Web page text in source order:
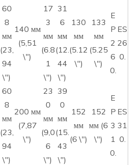
60
8
мм
(23,
94
\")
140 мм
(5,51
\")
17
3
мм
(6.8
1
\")
31
6
мм
(12.
44
\")
130
мм
(5.12
\")
133
мм
(5.25
\")
E
P
2
6
0.
ES
26
0.
60
8
мм
(23,
94
\")
200 мм
(7,87
\")
23
0
мм
(9,0
6
\")
39
0
мм
(15.
43
\")
152
мм
(6 \")
152
мм (6
\")
E
P
3
1
0.
ES
31
0.